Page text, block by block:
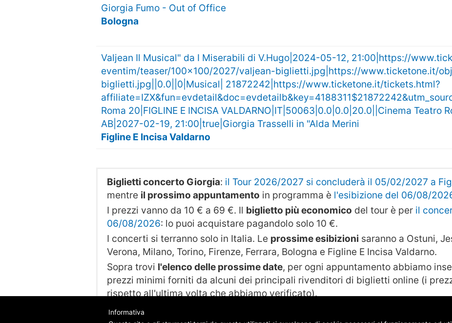
Giorgia Fumo - Out of Office
Bologna
Valjean Il Musical" da I Miserabili di V.Hugo|2024-05-12, 21:00|https://
eventim/teaser/100x100/2027/valjean-biglietti.jpg|https://www.ticketone.it/
biglietti.jpg||0.0||0|Musical| 21872242|https://www.ticketone.it/tickets.html?
Roma 20|FIGLINE E INCISA VALDARNO|IT|50063|0.0|0.0|20.0||Cinema Teatro
AB|2027-02-19, 21:00|true|Giorgia Trasselli in "Alda Merini
Figline E Incisa Valdarno
Biglietti concerto Giorgia: il Tour 2026/2027 si concluderà il 05/02/2027 a
mentre il prossimo appuntamento in programma è l'esibizione del 06/08/
I prezzi vanno da 10 € a 69 €. Il biglietto più economico del tour è per il
06/08/2026: lo puoi acquistare pagandolo solo 10 €.
I concerti si terranno solo in Italia. Le prossime esibizioni saranno a Ostuni,
Verona, Milano, Torino, Firenze, Ferrara, Bologna e Figline E Incisa Valdarno.
Sopra trovi l'elenco delle prossime date, per ogni appuntamento abbiamo
prezzi minimi forniti da alcuni dei principali rivenditori di biglietti online (i
rispetto all'ultima volta che abbiamo verificato).
Informativa